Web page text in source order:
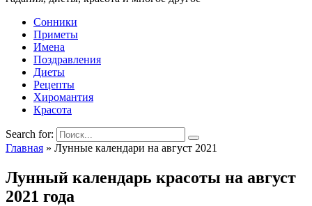
Сонники
Приметы
Имена
Поздравления
Диеты
Рецепты
Хиромантия
Красота
Search for:
Главная » Лунные календари на август 2021
Лунный календарь красоты на август
2021 года